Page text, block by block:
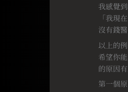
我感覺到
「我現
沒有錢醫
以上的
希望你
的原因
第一個